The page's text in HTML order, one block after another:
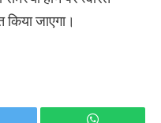
किया जाएगा।